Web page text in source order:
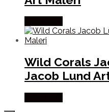
Wild Corals
Jacob Lund